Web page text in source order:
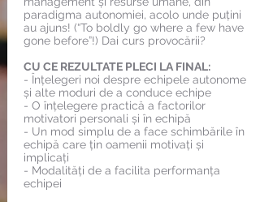
paradigma autonomiei, acolo unde puțini
au ajuns! (“To boldly go where a few have
gone before”!) Dai curs provocării?
CU CE REZULTATE PLECI LA FINAL:
- Înțelegeri noi despre echipele autonome
și alte moduri de a conduce echipe
- O înțelegere practică a factorilor
motivatori personali și în echipă
- Un mod simplu de a face schimbările în
echipă care țin oamenii motivați și
implicați
- Modalități de a facilita performanța
echipei